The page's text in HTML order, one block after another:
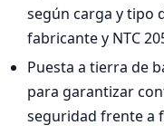
según carga y tipo
fabricante y NTC
Puesta a tierra de
para garantizar
seguridad frente a